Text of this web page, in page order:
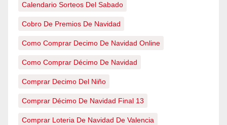
Calendario Sorteos Del Sabado
Cobro De Premios De Navidad
Como Comprar Decimo De Navidad Online
Como Comprar Décimo De Navidad
Comprar Decimo Del Niño
Comprar Décimo De Navidad Final 13
Comprar Loteria De Navidad De Valencia